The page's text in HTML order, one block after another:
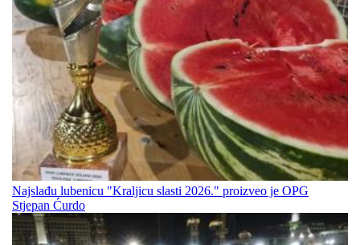
Najslađu lubenicu "Kraljicu slasti 2026." proizveo je OPG
Stjepan Ćurdo